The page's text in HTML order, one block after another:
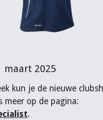
maart 2025
kun je de nieuwe
meer op de pagina:
.